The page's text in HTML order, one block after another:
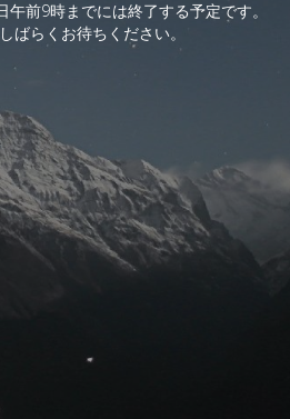
前9時までには終了する予定です。
ばらくお待ちください。